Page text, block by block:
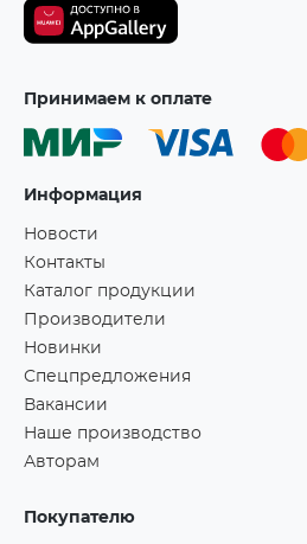
Принимаем к оплате
Информация
Новости
Контакты
Каталог продукции
Производители
Новинки
Спецпредложения
Вакансии
Наше производство
Авторам
Покупателю